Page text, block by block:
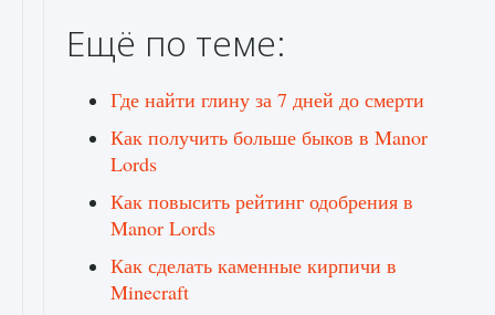
Ещё по теме:
Где найти глину за 7 дней до смерти
Как получить больше быков в Manor
Lords
Как повысить рейтинг одобрения в
Manor Lords
Как сделать каменные кирпичи в
Minecraft